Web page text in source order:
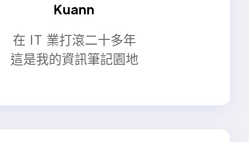
Kuann
在 IT 業打滾二十多年
這是我的資訊筆記園地